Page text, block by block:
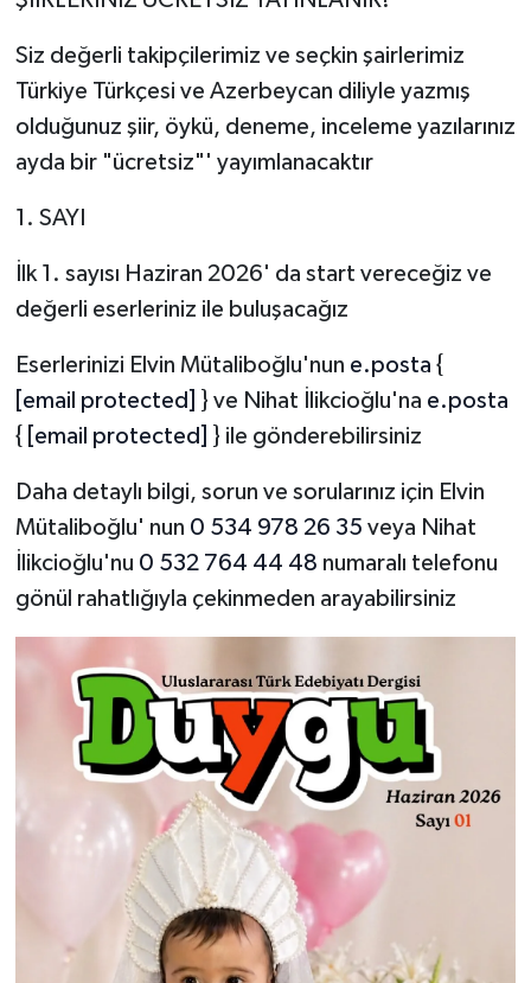
Siz değerli takipçilerimiz ve seçkin şairlerimiz
Türkiye Türkçesi ve Azerbeycan diliyle yazmış
olduğunuz şiir, öykü, deneme, inceleme yazılarınız
ayda bir "ücretsiz"' yayımlanacaktır
1. SAYI
İlk 1. sayısı Haziran 2026' da start vereceğiz ve
değerli eserleriniz ile buluşacağız
Eserlerinizi Elvin Mütaliboğlu'nun e.posta {
[email protected]
} ve Nihat İlikcioğlu'na e.posta
{
[email protected] } ile gönderebilirsiniz
Daha detaylı bilgi, sorun ve sorularınız için Elvin
Mütaliboğlu' nun 0 534 978 26 35 veya Nihat
İlikcioğlu'nu 0 532 764 44 48 numaralı telefonu
gönül rahatlığıyla çekinmeden arayabilirsiniz
Türkiye
Video Haber
Yaşam
Yeme-İçme